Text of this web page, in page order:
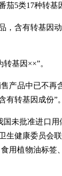
5类17种转基
含有转基
基因××”。
产品中已不
转基因成份”。
未批准进口
健康委员
植物油标